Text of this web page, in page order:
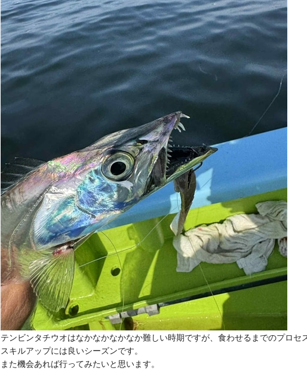
テンビンタチウオはなかなかなかなか難しい時期ですが、食わせるまでのプロセ
スキルアップには良いシーズンです。
また機会あれば行ってみたいと思います。